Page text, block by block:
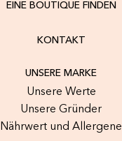
EINE BOUTIQUE FINDEN
KONTAKT
UNSERE MARKE
Unsere Werte
Unsere Gründer
Nährwert und Allergene